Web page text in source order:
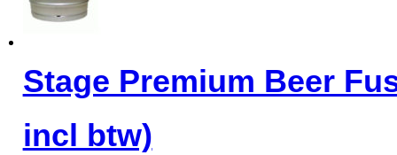
Stage Premium Beer
incl btw)